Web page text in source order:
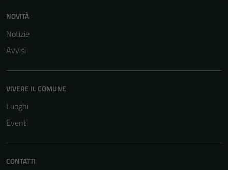
NOVITÀ
Notizie
Avvisi
VIVERE IL COMUNE
Luoghi
Eventi
CONTATTI